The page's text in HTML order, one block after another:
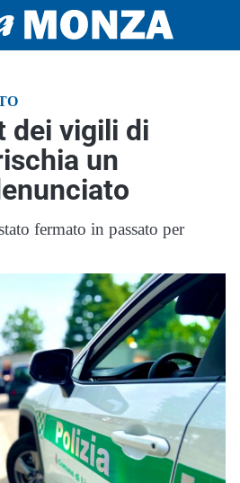
dei vigili di
un
fermato in passato per